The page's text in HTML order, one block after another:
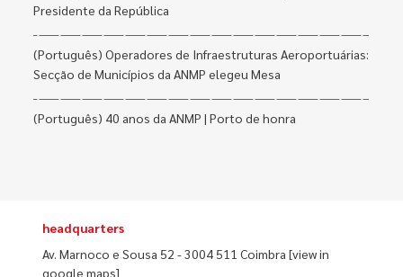
Presidente da República
(Português) Operadores de Infraestruturas Aeroportuárias:
Secção de Municípios da ANMP elegeu Mesa
(Português) 40 anos da ANMP | Porto de honra
headquarters
Av. Marnoco e Sousa 52 - 3004 511 Coimbra[view in
google maps]